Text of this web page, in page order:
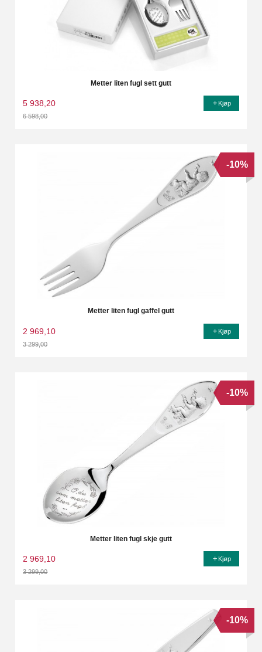
Metter liten fugl sett gutt
5 938,20
6 598,00
Kjøp
Metter liten fugl gaffel gutt
2 969,10
3 299,00
-10%
Kjøp
Metter liten fugl skje gutt
2 969,10
3 299,00
-10%
Kjøp
-10%